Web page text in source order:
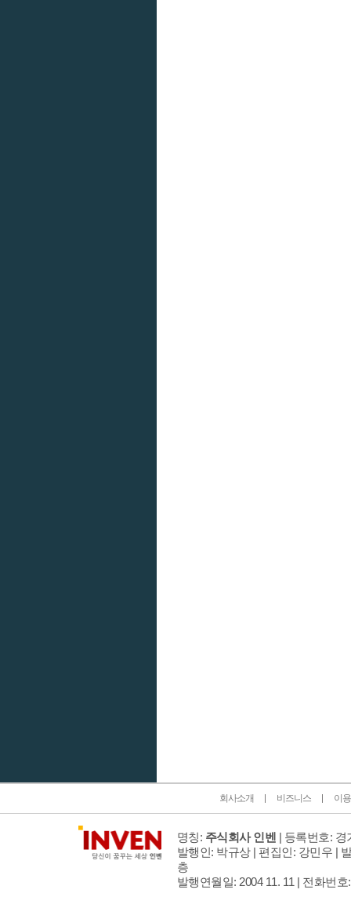
회사소개 비즈니스 이
명칭: 주식회사 인벤 | 등록번호: 경
발행인: 박규상 | 편집인: 강민우 |
층
발행연월일: 2004 11. 11 | 전화번호